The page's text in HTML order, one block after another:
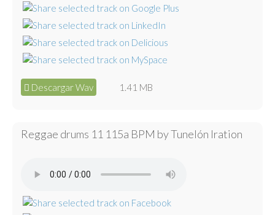
Descargar Wav 1.41 MB
Reggae drums 11 115a BPM by Tunelón Iration